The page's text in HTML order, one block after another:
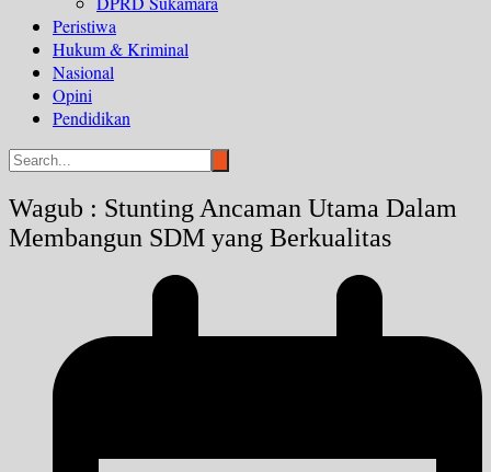
Peristiwa
Hukum & Kriminal
Nasional
Opini
Pendidikan
Wagub : Stunting Ancaman Utama Dalam
Membangun SDM yang Berkualitas